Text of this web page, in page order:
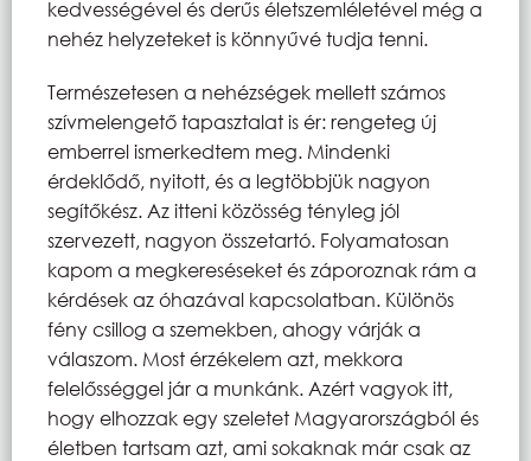
kedvességével és derűs életszemléletével még a
nehéz helyzeteket is könnyűvé tudja tenni.
Természetesen a nehézségek mellett számos
szívmelengető tapasztalat is ér: rengeteg új
emberrel ismerkedtem meg. Mindenki
érdeklődő, nyitott, és a legtöbbjük nagyon
segítőkész. Az itteni közösség tényleg jól
szervezett, nagyon összetartó. Folyamatosan
kapom a megkereséseket és záporoznak rám a
kérdések az óhazával kapcsolatban. Különös
fény csillog a szemekben, ahogy várják a
válaszom. Most érzékelem azt, mekkora
felelősséggel jár a munkánk. Azért vagyok itt,
hogy elhozzak egy szeletet Magyarországból és
életben tartsam azt, ami sokaknak már csak az